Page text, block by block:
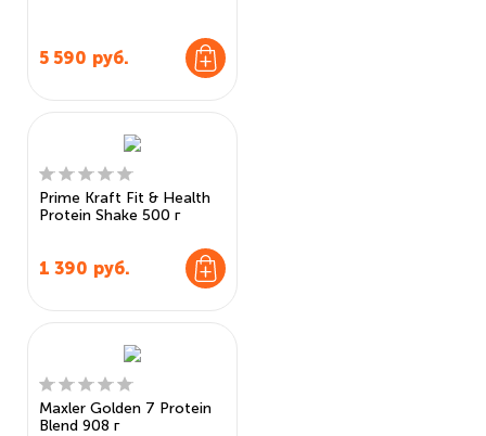
5 590 руб.
Prime Kraft Fit & Health
Protein Shake 500 г
1 390 руб.
Maxler Golden 7 Protein
Blend 908 г